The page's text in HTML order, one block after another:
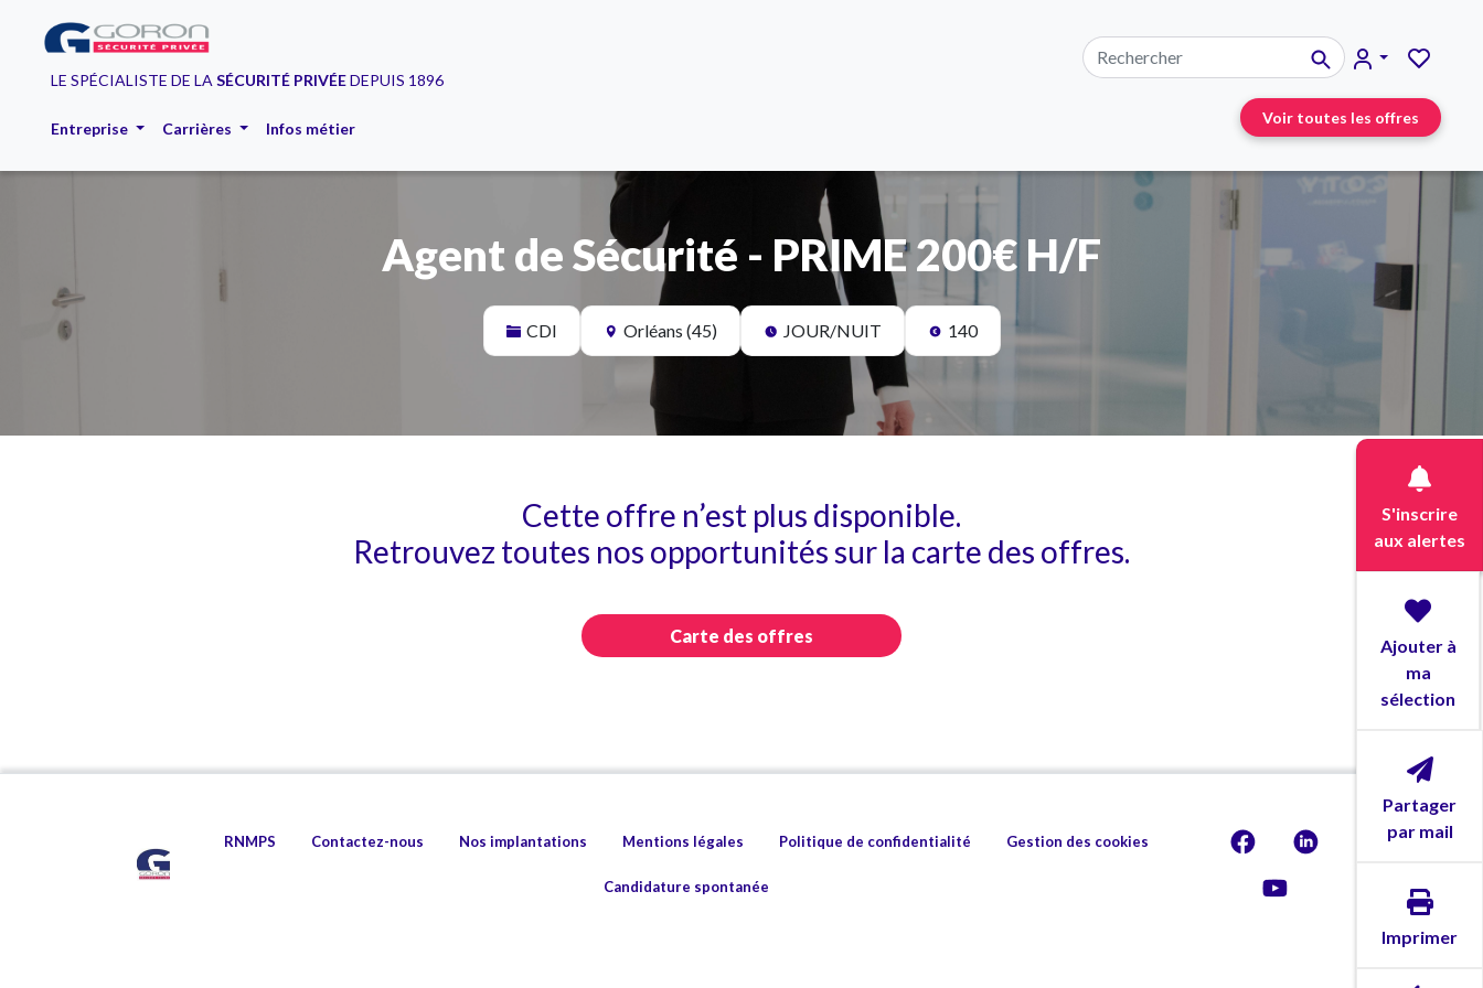
LE SPÉCIALISTE DE LA SÉCURITÉ PRIVÉEDEPUIS 1896
Entreprise Carrières Infos métier
Voir toutes les offres
S'inscrire
aux alertes
Ajouter à
ma
sélection
Partager
par mail
Imprimer
Agent de Sécurité - PRIME 200€ H/F
CDI Orléans (45) JOUR/NUIT 140
Cette offre n’est plus disponible.
Retrouvez toutes nos opportunités sur la carte des offres.
Carte des offres
RNMPS Contactez-nous Nos implantations Mentions légales Politique de confidentialité Gestion des cookies
Candidature spontanée